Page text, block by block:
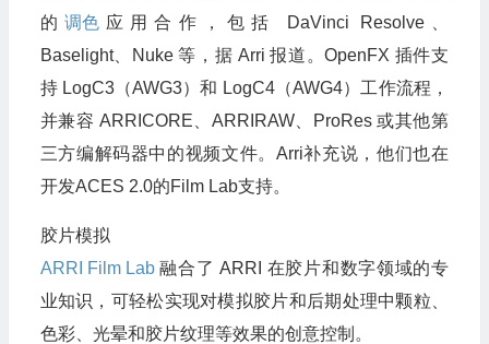
的 调色应用合作，包括 DaVinci Resolve、
Baselight、Nuke 等，据 Arri 报道。OpenFX 插件支
持 LogC3（AWG3）和 LogC4（AWG4）工作流程，
并兼容 ARRICORE、ARRIRAW、ProRes 或其他第
三方编解码器中的视频文件。Arri补充说，他们也在
开发ACES 2.0的Film Lab支持。
胶片模拟
ARRI Film Lab融合了 ARRI 在胶片和数字领域的专
业知识，可轻松实现对模拟胶片和后期处理中颗粒、
色彩、光晕和胶片纹理等效果的创意控制。